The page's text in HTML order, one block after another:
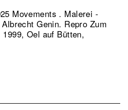
Movements . Malerei -
Genin. Repro Zum
Oel auf Bütten,